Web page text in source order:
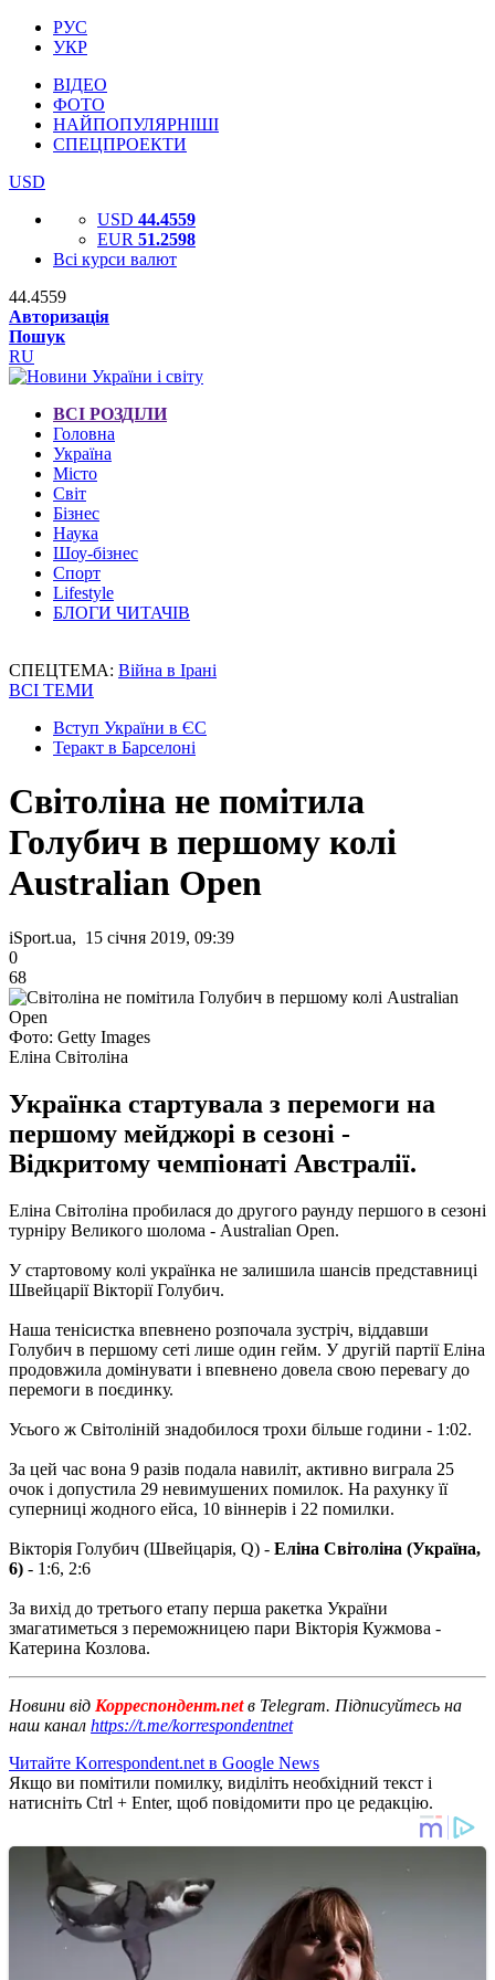
РУС
УКР
ВІДЕО
ФОТО
НАЙПОПУЛЯРНІШІ
СПЕЦПРОЕКТИ
USD
USD 44.4559
EUR 51.2598
Всі курси валют
44.4559
Авторизація
Пошук
RU
ВСІ РОЗДІЛИ
Головна
Україна
Місто
Світ
Бізнес
Наука
Шоу-бізнес
Спорт
Lifestyle
БЛОГИ ЧИТАЧІВ
СПЕЦТЕМА: Війна в Ірані
ВСІ ТЕМИ
Вступ України в ЄС
Теракт в Барселоні
Світоліна не помітила
Голубич в першому колі
Australian Open
iSport.ua, 15 січня 2019, 09:39
0
68
Фото: Getty Images
Еліна Світоліна
Українка стартувала з перемоги на
першому мейджорі в сезоні -
Відкритому чемпіонаті Австралії.
Еліна Світоліна пробилася до другого раунду першого в сезоні
турніру Великого шолома - Australian Open.
У стартовому колі українка не залишила шансів представниці
Швейцарії Вікторії Голубич.
Наша тенісистка впевнено розпочала зустріч, віддавши
Голубич в першому сеті лише один гейм. У другій партії Еліна
продовжила домінувати і впевнено довела свою перевагу до
перемоги в поєдинку.
Усього ж Світоліній знадобилося трохи більше години - 1:02.
За цей час вона 9 разів подала навиліт, активно виграла 25
очок і допустила 29 невимушених помилок. На рахунку її
суперниці жодного ейса, 10 віннерів і 22 помилки.
Вікторія Голубич (Швейцарія, Q) - Еліна Світоліна (Україна,
6) - 1:6, 2:6
За вихід до третього етапу перша ракетка України
змагатиметься з переможницею пари Вікторія Кужмова -
Катерина Козлова.
Новини від Корреспондент.netв Telegram. Підписуйтесь на
наш канал https://t.me/korrespondentnet
Читайте Korrespondent.net в Google News
Якщо ви помітили помилку, виділіть необхідний текст і
натисніть Ctrl + Enter, щоб повідомити про це редакцію.